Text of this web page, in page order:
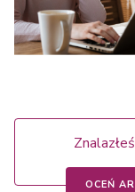
OCEŃ